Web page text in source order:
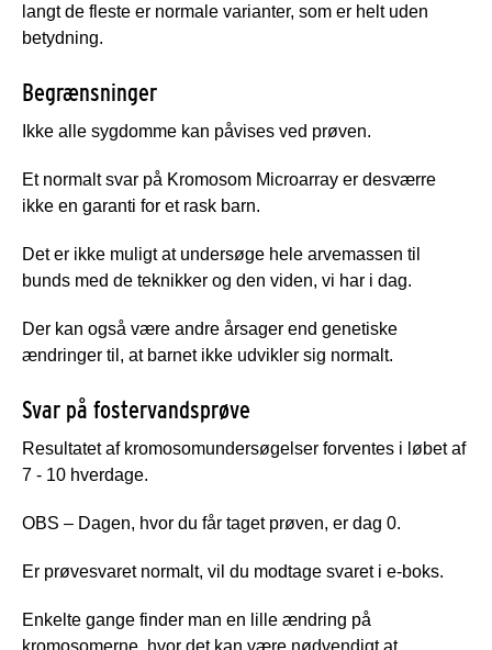
langt de fleste er normale varianter, som er helt uden
betydning.
Begrænsninger
Ikke alle sygdomme kan påvises ved prøven.
Et normalt svar på Kromosom Microarray er desværre
ikke en garanti for et rask barn.
Det er ikke muligt at undersøge hele arvemassen til
bunds med de teknikker og den viden, vi har i dag.
Der kan også være andre årsager end genetiske
ændringer til, at barnet ikke udvikler sig normalt.
Svar på fostervandsprøve
Resultatet af kromosomundersøgelser forventes i løbet af
7 - 10 hverdage.
OBS – Dagen, hvor du får taget prøven, er dag 0.
Er prøvesvaret normalt, vil du modtage svaret i e-boks.
Enkelte gange finder man en lille ændring på
kromosomerne, hvor det kan være nødvendigt at